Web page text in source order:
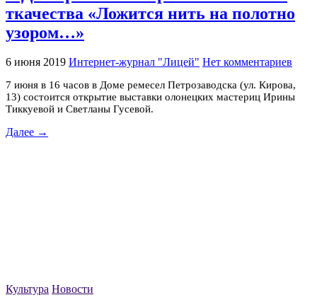
ткачества «Ложится нить на полотно
узором…»
6 июня 2019 Интернет-журнал "Лицей" Нет комментариев
7 июня в 16 часов в Доме ремесел Петрозаводска (ул. Кирова,
13) состоится открытие выставки олонецких мастериц Ирины
Тиккуевой и Светланы Гусевой.
Далее →
Культура Новости